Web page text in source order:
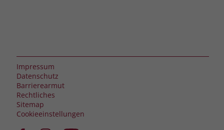
Impressum
Datenschutz
Barrierearmut
Rechtliches
Sitemap
Cookieeinstellungen